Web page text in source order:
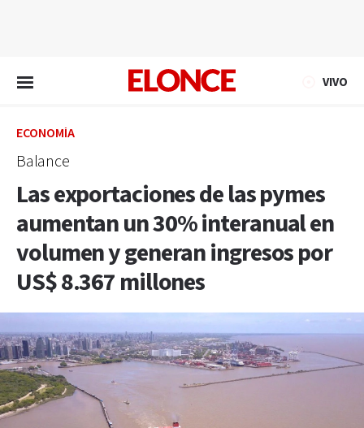
VIVO
ECONOMÍA
Balance
Las exportaciones de las pymes
aumentan un 30% interanual en
volumen y generan ingresos por
US$ 8.367 millones